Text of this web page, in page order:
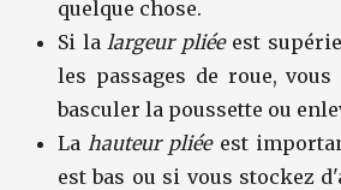
quelque chose.
Si la largeur pliéeest
les passages de roue,
basculer la poussette ou
La hauteur pliéeest
est bas ou si vous stockez